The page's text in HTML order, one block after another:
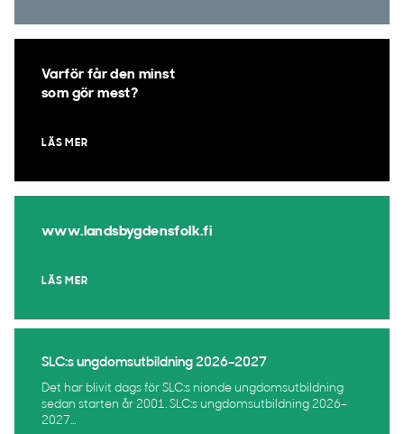
Varför får den minst
som gör mest?
LÄS MER
www.landsbygdensfolk.fi
LÄS MER
SLC:s ungdomsutbildning 2026–2027
Det har blivit dags för SLC:s nionde ungdomsutbildning
sedan starten år 2001. SLC:s ungdomsutbildning 2026–
2027...